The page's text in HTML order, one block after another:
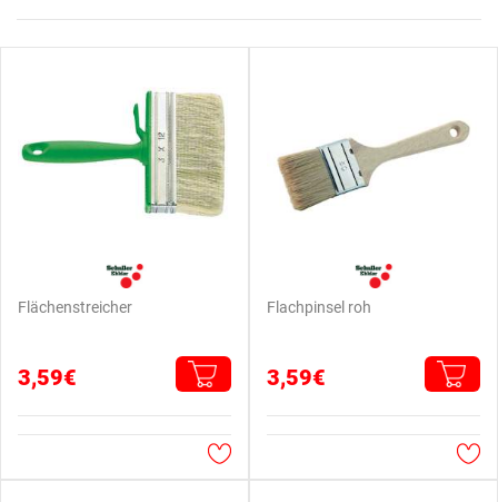
Flächenstreicher
3,59€
Flachpinsel roh
3,59€